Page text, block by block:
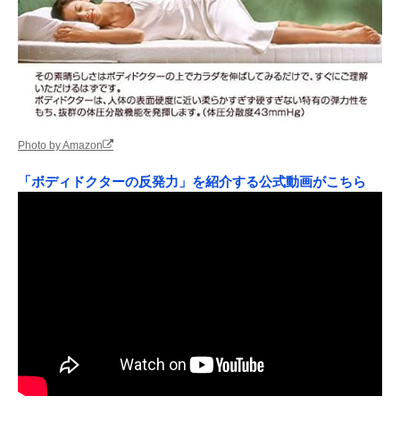
Photo by Amazon
「ボディドクターの反発力」を紹介する公式動画がこちら